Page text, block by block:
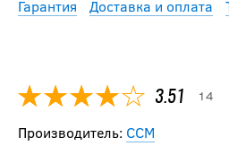
Гарантия Доставка и оплата
3.51 14
Производитель: CCM